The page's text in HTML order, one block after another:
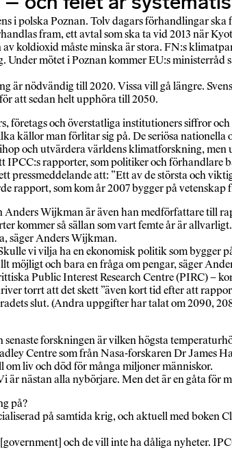
i polska Poznan. Tolv dagars förhandlingar
fram, ett avtal som ska ta vid 2013 när
koldioxid måste minska är stora. FN:s
mötet i Poznan kommer EU:s
är nödvändig till 2020. Vissa vill gå längre.
att sedan helt upphöra till 2050.
företags och överstatliga institutioners siffror
källor man förlitar sig på. De seriösa
och utvärdera världens klimatforskning, men
rapporter, som politiker och
pressmeddelande att: ”Ett av de största och
rapport, som kom år 2007 bygger på
Wijkman är även han medförfattare till
kommer så sällan som vart femte år är
säger Anders Wijkman.
vi vilja ha en ekonomisk politik som bygger
möjligt och bara en fråga om pengar, säger
Public Interest Research Centre (PIRC) –
torrt att det skett ”även kort tid efter att
slut. (Andra uppgifter har talat om 2090,
forskningen är vilken högsta
Centre som från Nasa-forskaren Dr James
om liv och död för många miljoner människor.
nästan alla nybörjare. Men det är en gåta för
på?
på samtida krig, och aktuell med
och de vill inte ha dåliga nyheter.